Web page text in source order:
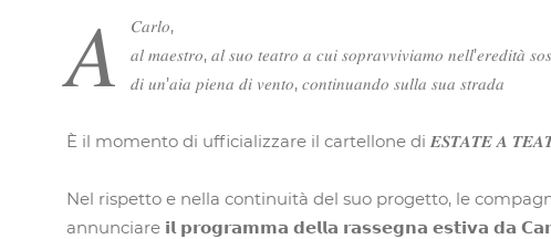
𝐴
𝐶𝑎𝑟𝑙𝑜,
𝑎𝑙 𝑚𝑎𝑒𝑠𝑡𝑟𝑜, 𝑎𝑙 𝑠𝑢𝑜 𝑡𝑒𝑎𝑡𝑟𝑜 𝑎 𝑐𝑢𝑖 𝑠𝑜𝑝𝑟𝑎𝑣𝑣𝑖𝑣𝑖𝑎𝑚𝑜 𝑛𝑒𝑙𝑙’𝑒𝑟𝑒𝑑𝑖𝑡𝑎̀
𝑑𝑖 𝑢𝑛’𝑎𝑖𝑎 𝑝𝑖𝑒𝑛𝑎 𝑑𝑖 𝑣𝑒𝑛𝑡𝑜, 𝑐𝑜𝑛𝑡𝑖𝑛𝑢𝑎𝑛𝑑𝑜 𝑠𝑢𝑙𝑙𝑎 𝑠𝑢𝑎 𝑠𝑡𝑟𝑎𝑑𝑎
È il momento di ufficializzare il cartellone di 𝑬𝑺𝑻𝑨𝑻𝑬 𝑨 𝑻𝑬𝑨𝑻𝑹𝑶
Nel rispetto e nella continuità del suo progetto, le
annunciare 𝗶𝗹 𝗽𝗿𝗼𝗴𝗿𝗮𝗺𝗺𝗮 𝗱𝗲𝗹𝗹𝗮 𝗿𝗮𝘀𝘀𝗲𝗴𝗻𝗮 𝗲𝘀𝘁𝗶𝘃𝗮 𝗱𝗮